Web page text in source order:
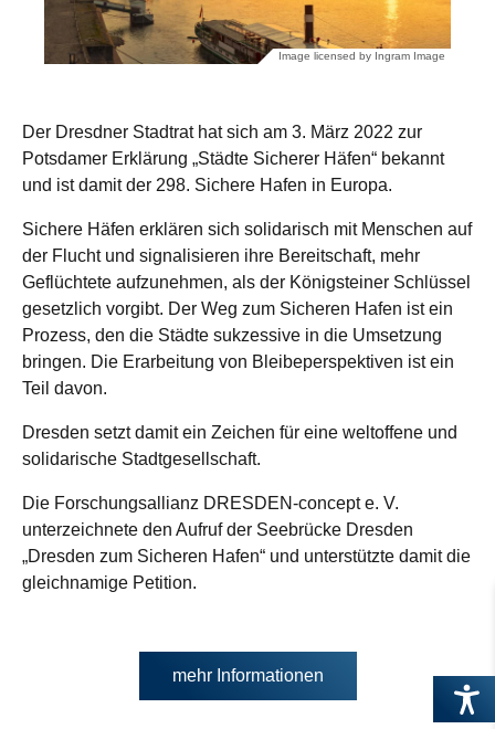
Image licensed by Ingram Image
Der Dresdner Stadtrat hat sich am 3. März 2022 zur
Potsdamer Erklärung „Städte Sicherer Häfen“ bekannt
und ist damit der 298. Sichere Hafen in Europa.
Sichere Häfen erklären sich solidarisch mit Menschen auf
der Flucht und signalisieren ihre Bereitschaft, mehr
Geflüchtete aufzunehmen, als der Königsteiner Schlüssel
gesetzlich vorgibt. Der Weg zum Sicheren Hafen ist ein
Prozess, den die Städte sukzessive in die Umsetzung
bringen. Die Erarbeitung von Bleibeperspektiven ist ein
Teil davon.
Dresden setzt damit ein Zeichen für eine weltoffene und
solidarische Stadtgesellschaft.
Die Forschungsallianz DRESDEN-concept e. V.
unterzeichnete den Aufruf der Seebrücke Dresden
„Dresden zum Sicheren Hafen“ und unterstützte damit die
gleichnamige Petition.
mehr Informationen